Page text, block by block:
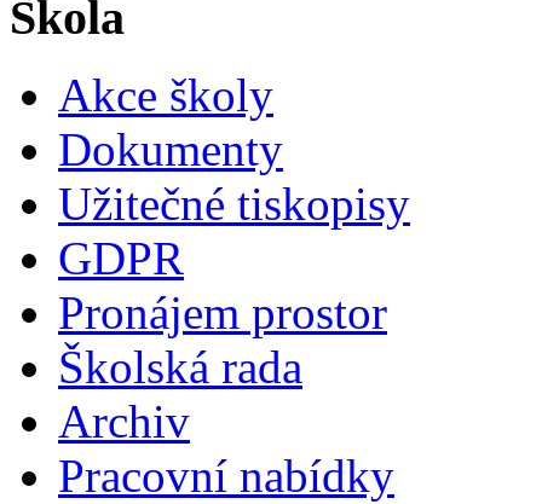
Škola
Akce školy
Dokumenty
Užitečné tiskopisy
GDPR
Pronájem prostor
Školská rada
Archiv
Pracovní nabídky